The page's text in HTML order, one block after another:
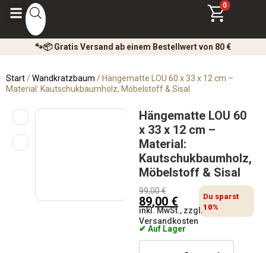
0
🐾📦 Gratis Versand ab einem Bestellwert von 80 €
Start/Wandkratzbaum / Hängematte LOU 60 x 33 x 12 cm –
Material: Kautschukbaumholz, Möbelstoff & Sisal
Hängematte LOU 60
x 33 x 12 cm –
Material:
Kautschukbaumholz,
Möbelstoff & Sisal
99,00€
89,00 €
Du sparst
10%
inkl. MwSt., zzgl.
Versandkosten
✔ Auf Lager